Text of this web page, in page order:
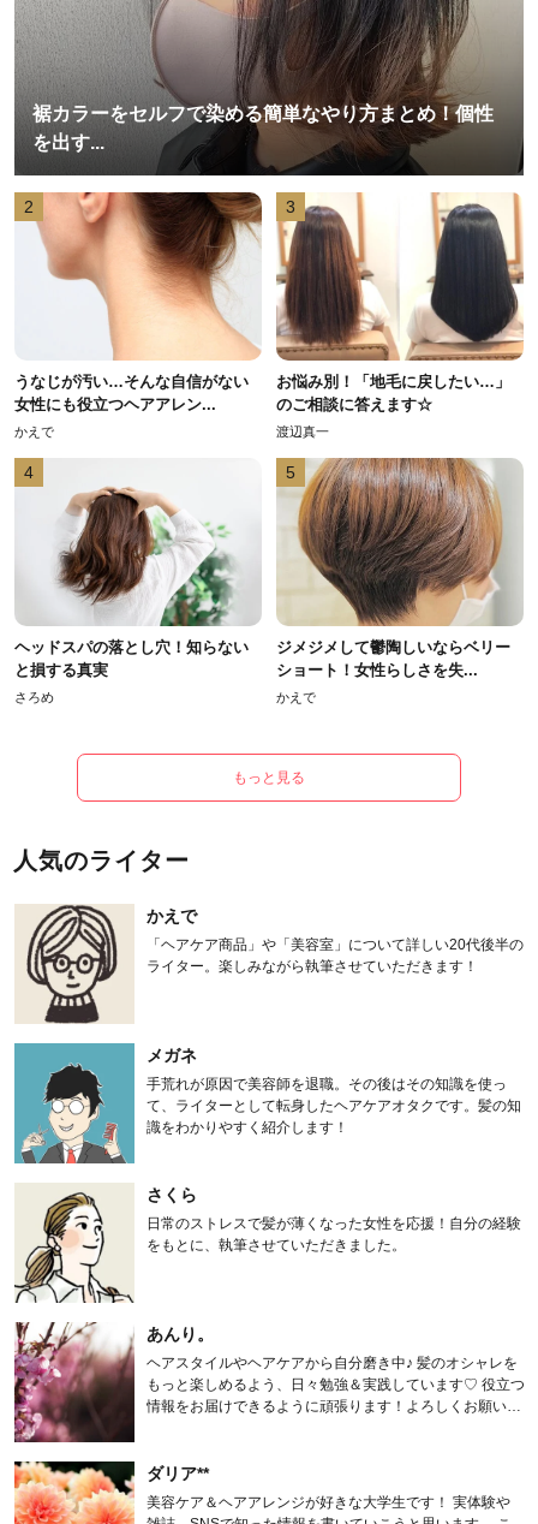
裾カラーをセルフで染める簡単なやり方まとめ！個性
を出す...
2
うなじが汚い…そんな自信がない
女性にも役立つヘアアレン...
かえで
3
お悩み別！「地毛に戻したい…」
のご相談に答えます☆
渡辺真一
4
ヘッドスパの落とし穴！知らない
と損する真実
さろめ
5
ジメジメして鬱陶しいならベリー
ショート！女性らしさを失...
かえで
もっと見る
人気のライター
かえで
「ヘアケア商品」や「美容室」について詳しい20代後半の
ライター。楽しみながら執筆させていただきます！
メガネ
手荒れが原因で美容師を退職。その後はその知識を使っ
て、ライターとして転身したヘアケアオタクです。髪の知
識をわかりやすく紹介します！
さくら
日常のストレスで髪が薄くなった女性を応援！自分の経験
をもとに、執筆させていただきました。
あんり。
ヘアスタイルやヘアケアから自分磨き中♪ 髪のオシャレを
もっと楽しめるよう、日々勉強＆実践しています♡ 役立つ
情報をお届けできるように頑張ります！よろしくお願いし
ダリア**
美容ケア＆ヘアアレンジが好きな大学生です！ 実体験や